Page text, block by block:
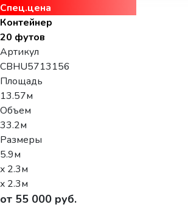
Спец.цена
Контейнер
20 футов
Артикул
CBHU5713156
Площадь
13.57м
Объем
33.2м
Размеры
5.9м
x 2.3м
x 2.3м
от 55 000 руб.